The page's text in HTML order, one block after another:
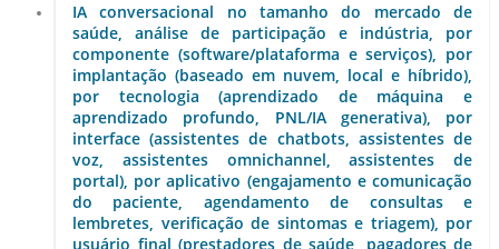
IA conversacional no tamanho do mercado de
saúde, análise de participação e indústria, por
componente (software/plataforma e serviços), por
implantação (baseado em nuvem, local e híbrido),
por tecnologia (aprendizado de máquina e
aprendizado profundo, PNL/IA generativa), por
interface (assistentes de chatbots, assistentes de
voz, assistentes omnichannel, assistentes de
portal), por aplicativo (engajamento e comunicação
do paciente, agendamento de consultas e
lembretes, verificação de sintomas e triagem), por
usuário final (prestadores de saúde, pagadores de